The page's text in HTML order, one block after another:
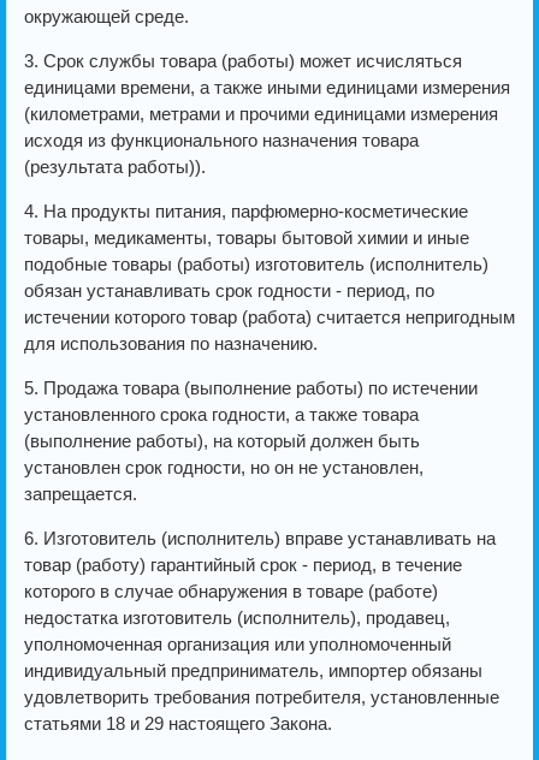
окружающей среде.
3. Срок службы товара (работы) может исчисляться
единицами времени, а также иными единицами измерения
(километрами, метрами и прочими единицами измерения
исходя из функционального назначения товара
(результата работы)).
4. На продукты питания, парфюмерно-косметические
товары, медикаменты, товары бытовой химии и иные
подобные товары (работы) изготовитель (исполнитель)
обязан устанавливать срок годности - период, по
истечении которого товар (работа) считается непригодным
для использования по назначению.
5. Продажа товара (выполнение работы) по истечении
установленного срока годности, а также товара
(выполнение работы), на который должен быть
установлен срок годности, но он не установлен,
запрещается.
6. Изготовитель (исполнитель) вправе устанавливать на
товар (работу) гарантийный срок - период, в течение
которого в случае обнаружения в товаре (работе)
недостатка изготовитель (исполнитель), продавец,
уполномоченная организация или уполномоченный
индивидуальный предприниматель, импортер обязаны
удовлетворить требования потребителя, установленные
статьями 18 и 29 настоящего Закона.